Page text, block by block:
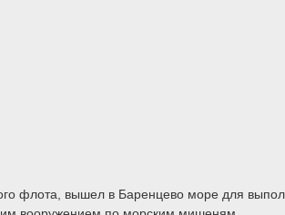
флота, вышел в Баренцево море для